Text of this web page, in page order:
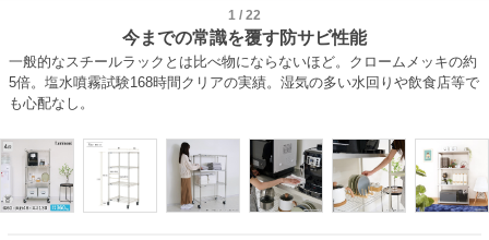
1 / 22
今までの常識を覆す防サビ性能
一般的なスチールラックとは比べ物にならないほど。クロームメッキの約
5倍。塩水噴霧試験168時間クリアの実績。湿気の多い水回りや飲食店等で
も心配なし。